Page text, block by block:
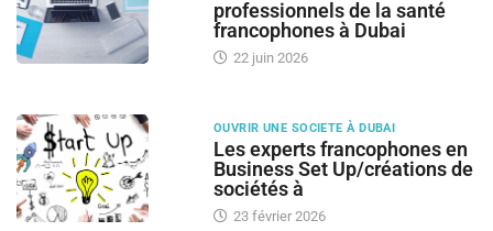
professionnels de la santé
francophones à Dubai
22 juin 2026
OUVRIR UNE SOCIETE À DUBAI
Les experts francophones en
Business Set Up/créations de
sociétés à
23 février 2026